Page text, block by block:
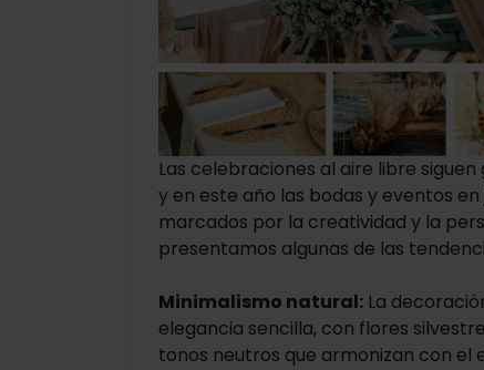
Las celebraciones al aire libre
y en este año las bodas y eventos
marcados por la creatividad y la
presentamos algunas de las
Minimalismo natural: La
elegancia sencilla, con flores
tonos neutros que armonizan con el